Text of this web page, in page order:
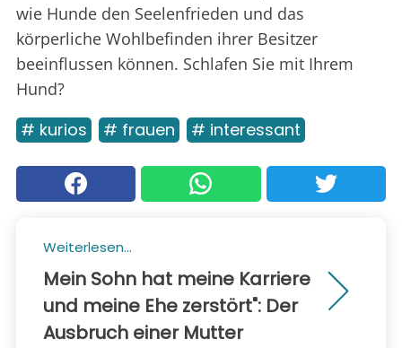
wie Hunde den Seelenfrieden und das
körperliche Wohlbefinden ihrer Besitzer
beeinflussen können. Schlafen Sie mit Ihrem
Hund?
# kurios # frauen # interessant
Weiterlesen...
Mein Sohn hat meine Karriere
und meine Ehe zerstört": Der
Ausbruch einer Mutter